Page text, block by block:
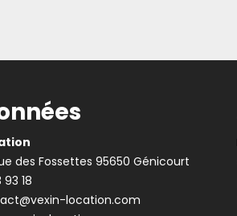
des Fossettes 95650 Génicourt
18
location.com